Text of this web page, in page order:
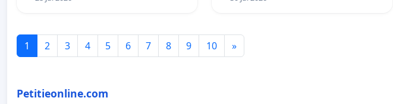
1 2 3 4 5 6 7 8 9 10 »
Petitieonline.com